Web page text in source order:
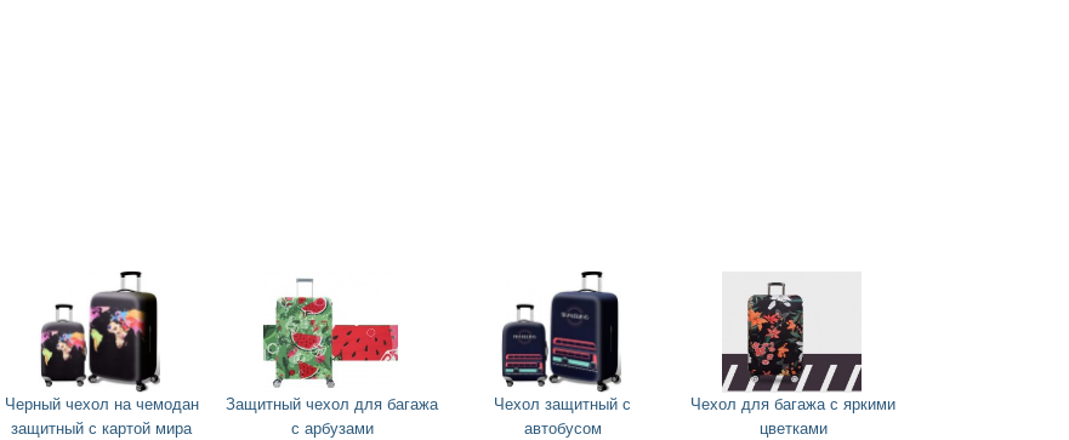
Черный чехол на чемодан
защитный с картой мира
Защитный чехол для багажа
с арбузами
Чехол защитный с
автобусом
Чехол для багажа с яркими
цветками